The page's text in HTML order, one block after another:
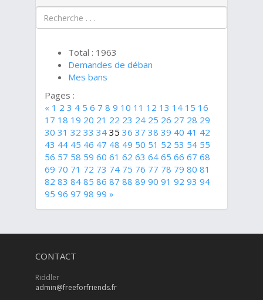
Total : 1963
Demandes de déban
Mes bans
Pages :
« 1 2 3 4 5 6 7 8 9 10 11 12 13 14 15 16
17 18 19 20 21 22 23 24 25 26 27 28 29
30 31 32 33 34 35 36 37 38 39 40 41 42
43 44 45 46 47 48 49 50 51 52 53 54 55
56 57 58 59 60 61 62 63 64 65 66 67 68
69 70 71 72 73 74 75 76 77 78 79 80 81
82 83 84 85 86 87 88 89 90 91 92 93 94
95 96 97 98 99 »
CONTACT
Riddler
admin@freeforfriends.fr